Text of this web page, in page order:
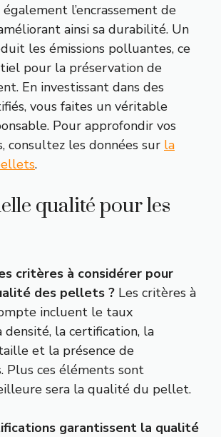
l’encrassement de
ainsi sa durabilité. Un
les émissions polluantes, ce
pour la préservation de
En investissant dans des
vous faites un véritable
Pour approfondir vos
consultez les données sur la
.
qualité pour les
critères à considérer pour
des pellets ? Les critères à
incluent le taux
densité, la certification, la
et la présence de
Plus ces éléments sont
sera la qualité du pellet.
garantissent la qualité